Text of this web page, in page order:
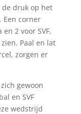
de druk op het
Een corner
2 voor SVF,
Paal en lat
zorgen er
gewoon
en SVF
wedstrijd